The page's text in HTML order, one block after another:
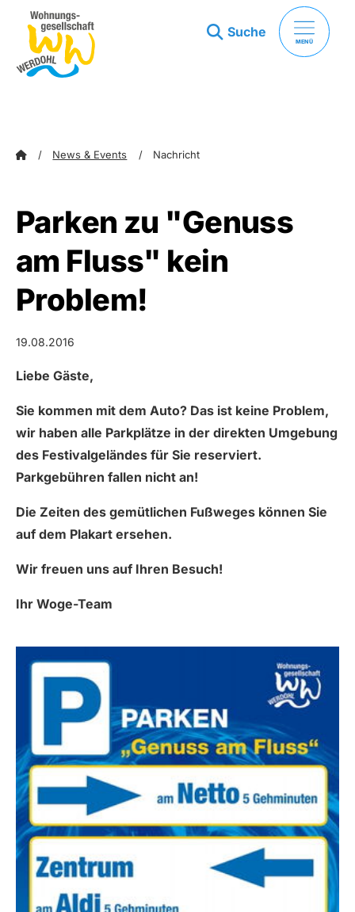
Suche
MENÜ
zum Inhalt springen
News & Events Nachricht
Parken zu "Genuss
am Fluss" kein
Problem!
19.08.2016
Liebe Gäste,
Sie kommen mit dem Auto? Das ist keine Problem,
wir haben alle Parkplätze in der direkten Umgebung
des Festivalgeländes für Sie reserviert.
Parkgebühren fallen nicht an!
Die Zeiten des gemütlichen Fußweges können Sie
auf dem Plakart ersehen.
Wir freuen uns auf Ihren Besuch!
Ihr Woge-Team